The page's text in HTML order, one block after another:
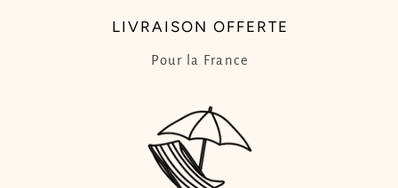
LIVRAISON OFFERTE
Pour la France